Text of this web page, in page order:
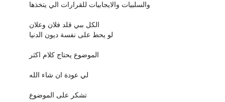
والسلبيات والايجابيات للقرارات الي يتخذها
الكل ببي قلد فلان وعلان
لو يحط على نفسة ديون الدنيا
الموضوع يحتاج كلام اكثر
لي عودة ان شاء الله
تشكر على الموضوع